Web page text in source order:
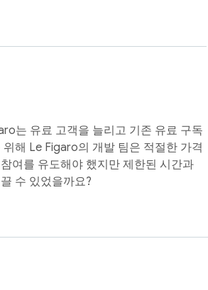
는 유료 고객을 늘리고 기존 유료 구독
해 Le Figaro의 개발 팀은 적절한 가격
여를 유도해야 했지만 제한된 시간과
수 있었을까요?